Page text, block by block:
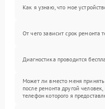
Как я узнаю, что мое
От чего зависит срок ремонта
Диагностика проводится
Может ли вместо меня принять
после ремонта другой
телефон которого я